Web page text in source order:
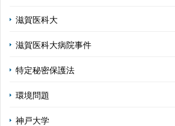
滋賀医科大
滋賀医科大病院事件
特定秘密保護法
環境問題
神戸大学